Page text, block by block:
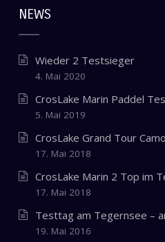
NEWS
Wieder 2 Testsieger
4. Mai 2020
CrosLake Marin Paddel
5. Mai 2019
CrosLake Grand Tour
17. Mai 2018
CrosLake Marin 2 Top im
17. Mai 2018
Testtag am Tegernsee –
19. Mai 2016